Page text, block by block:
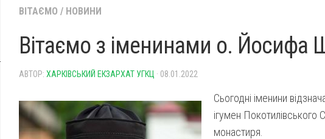
ВІТАЄМО / НОВИНИ
Вітаємо з іменинами о. Йосифа
АВТОР: ХАРКІВСЬКИЙ ЕКЗАРХАТ УГКЦ · 08.01.2022
Сьогодні іменини
ігумен
монастиря.